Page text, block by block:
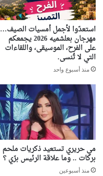
استعدّوا لأجمل أمسيات الصيف…
مهرجان بعلشميه 2026 يجمعكم
على الفرح، الموسيقى، واللقاءات
التي لا تُنسى.
منذ أسبوع واحد
مي حريري تستعيد ذكريات ملحم
بركات .. وما علاقة الرئيس برّي ؟
منذ أسبوعين